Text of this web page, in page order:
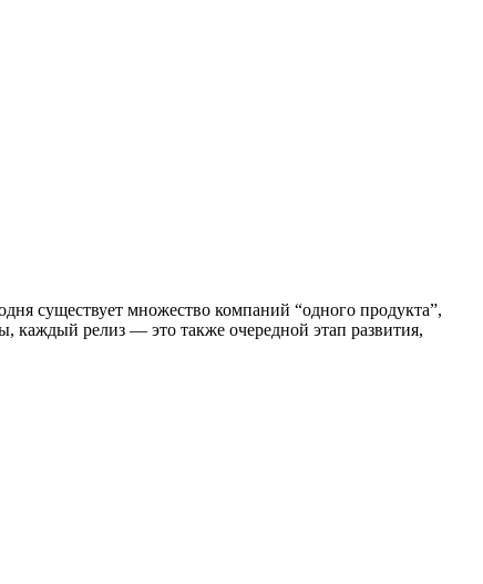
существует множество компаний “одного продукта”,
каждый релиз — это также очередной этап развития,